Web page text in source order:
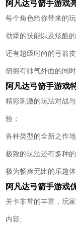
阿凡达弓箭手游戏
每个角色给你带来的
劲爆的技能以及炫酷
还有超级时尚的弓箭
箭拥有帅气外面的同
阿凡达弓箭手游戏
精彩刺激的玩法对战
验；
各种类型的全新之作
极致的玩法还有多种
极为畅爽无比的乐趣
阿凡达弓箭手游戏
关卡非常的丰富，玩
内容;